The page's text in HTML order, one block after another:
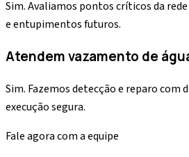
Sim. Avaliamos pontos críticos da
e entupimentos futuros.
Atendem vazamento de
Sim. Fazemos detecção e reparo com
execução segura.
Fale agora com a equipe